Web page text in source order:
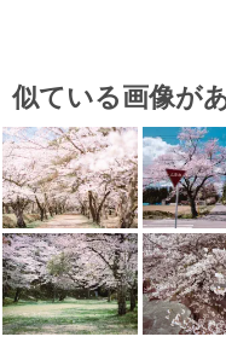
似ている画像が